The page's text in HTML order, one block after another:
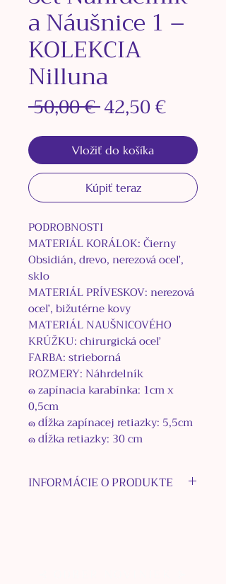
a Náušnice 1 –
KOLEKCIA
Nilluna
50,00 € Normálna
cena
42,50 €
cena
Vložiť do košíka
Kúpiť teraz
PODROBNOSTI
MATERIÁL KORÁLOK: Čierny
Obsidián, drevo, nerezová oceľ,
sklo
MATERIÁL PRÍVESKOV: nerezová
oceľ, bižutérne kovy
MATERIÁL NAUŠNICOVÉHO
KRÚŽKU: chirurgická oceľ
FARBA: strieborná
ROZMERY: Náhrdelník
๑zapínacia karabínka: 1cm x
0,5cm
๑dĺžka zapínacej retiazky: 5,5cm
๑dĺžka retiazky: 30cm
INFORMÁCIE O PRODUKTE